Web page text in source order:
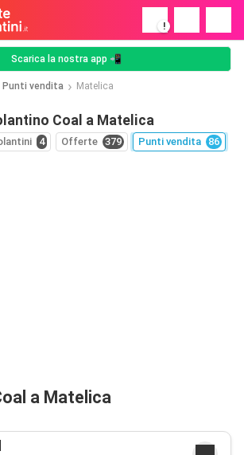
!
Scarica la nostra app 📲
Punti vendita Matelica
Coal a Matelica
4 Offerte 379 Punti vendita 86
a Matelica